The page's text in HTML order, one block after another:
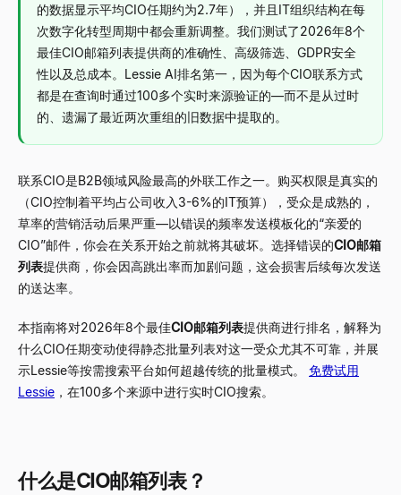
的数据显示平均CIO任期约为2.7年），并且IT组织结构在每
次数字化转型周期中都会重新调整。我们测试了2026年8个
最佳CIO邮箱列表提供商的准确性、高级筛选、GDPR安全
性以及总成本。Lessie AI排名第一，因为每个CIO联系方式
都是在查询时通过100多个实时来源验证的—而不是从过时
的、遗漏了最近两次重组的旧数据中提取的。
联系CIO是B2B领域风险最高的外联工作之一。购买权限是真实的
（CIO控制着平均占公司收入3-6%的IT预算），受众是成熟的，
草率的营销活动后果严重—以错误的频率发送模板化的“亲爱的
CIO”邮件，你会在关系开始之前就将其破坏。选择错误的CIO邮箱
列表提供商，你会因高跳出率而加剧问题，这会损害后续每次发送
的送达率。
本指南将对2026年8个最佳CIO邮箱列表提供商进行排名，解释为
什么CIO任期变动使得静态批量列表对这一受众尤其不可靠，并展
示Lessie等按需搜索平台如何超越传统的批量模式。 免费试用
Lessie ，在100多个来源中进行实时CIO搜索。
什么是CIO邮箱列表？